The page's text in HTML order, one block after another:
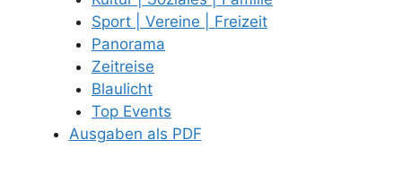
Sport | Vereine | Freizeit
Panorama
Zeitreise
Blaulicht
Top Events
Ausgaben als PDF